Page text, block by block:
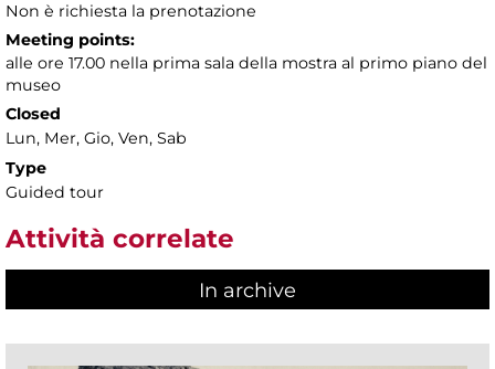
Non è richiesta la prenotazione
Meeting points:
alle ore 17.00 nella prima sala della mostra al primo piano del
museo
Closed
Lun, Mer, Gio, Ven, Sab
Type
Guided tour
Attività correlate
In archive